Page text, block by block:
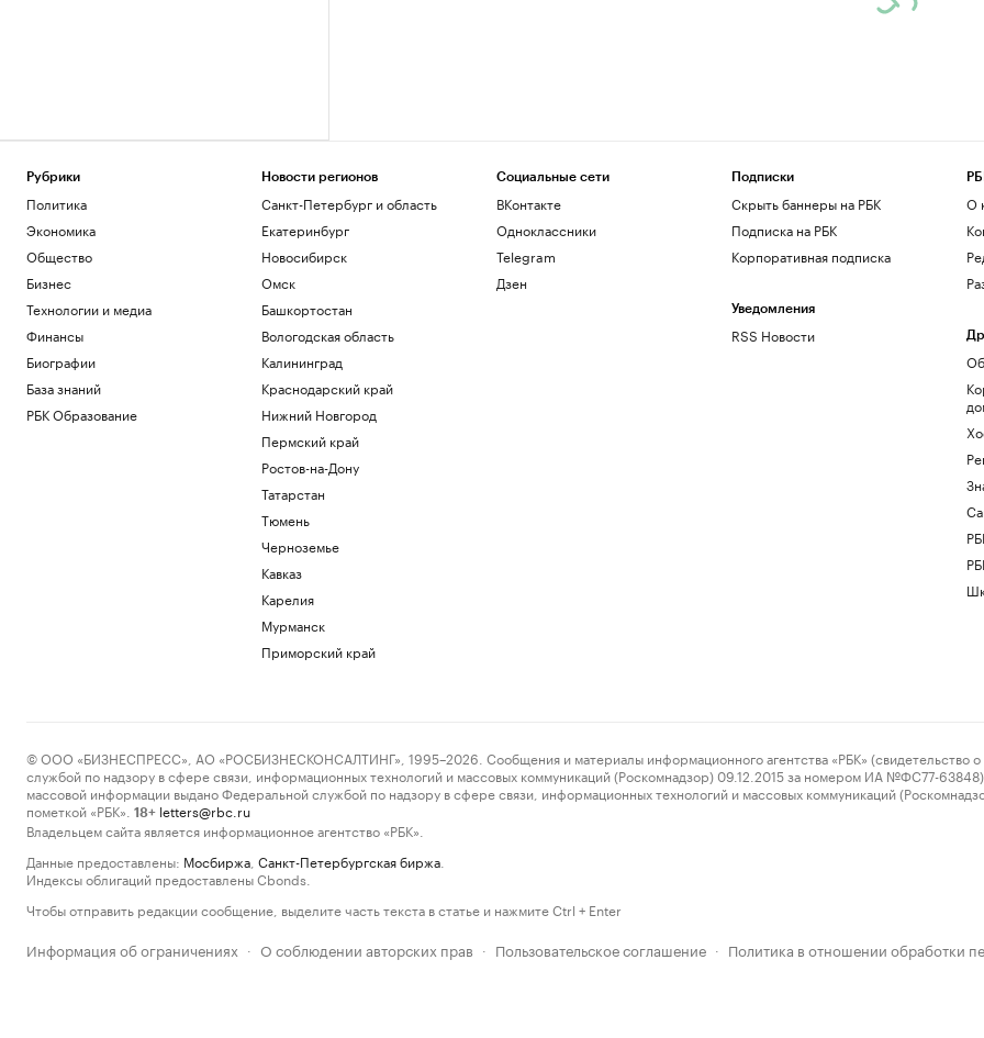
Рубрики
Политика
Экономика
Общество
Бизнес
Технологии и медиа
Финансы
Биографии
База знаний
РБК Образование
Новости регионов
Санкт-Петербург и область
Екатеринбург
Новосибирск
Омск
Башкортостан
Вологодская область
Калининград
Краснодарский край
Нижний Новгород
Пермский край
Ростов-на-Дону
Татарстан
Тюмень
Черноземье
Кавказ
Карелия
Мурманск
Приморский край
Социальные сети
ВКонтакте
Одноклассники
Telegram
Дзен
Подписки
Скрыть баннеры на РБК
Подписка на РБК
Корпоративная подписка
Уведомления
RSS Новости
О
© ООО «БИЗНЕСПРЕСС», АО «РОСБИЗНЕСКОНСАЛТИНГ», 1995–2026. Сообщения и материалы информационного агентства «РБК» (свидетельство о
службой по надзору в сфере связи, информационных технологий и массовых коммуникаций (Роскомнадзор) 09.12.2015 за номером ИА №ФС77-63848)
массовой информации выдано Федеральной службой по надзору в сфере связи, информационных технологий и массовых коммуникаций
пометкой «РБК».
18+ letters@rbc.ru
Владельцем сайта является информационное агентство «РБК».
Данные предоставлены: Мосбиржа Санкт-Петербургская биржа
Индексы облигаций предоставлены Cbonds.
Чтобы отправить редакции сообщение, выделите часть текста в статье и нажмите Ctrl + Enter
Информация об ограничениях · О соблюдении авторских прав · Пользовательское соглашение · Политика в отношении обработки